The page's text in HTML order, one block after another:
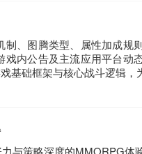
、图腾类型、属性加成规
内公告及主流应用平台动
基础框架与核心战斗逻辑，
与策略深度的MMORPG体